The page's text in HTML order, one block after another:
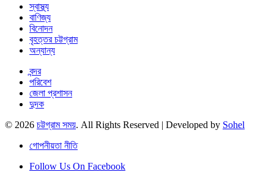
স্বাস্থ্য
বাণিজ্য
বিনোদন
বৃহত্তর চট্টগ্রাম
অন্যান্য
বন্দর
পরিবেশ
জেলা প্রশাসন
দুদক
© 2026 চট্টগ্রাম সময়. All Rights Reserved | Developed by Sohel
গোপনীয়তা নীতি
Follow Us On Facebook